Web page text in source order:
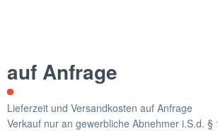
auf Anfrage
Lieferzeit und Versandkosten auf Anfrage
Verkauf nur an gewerbliche Abnehmer i.S.d. §